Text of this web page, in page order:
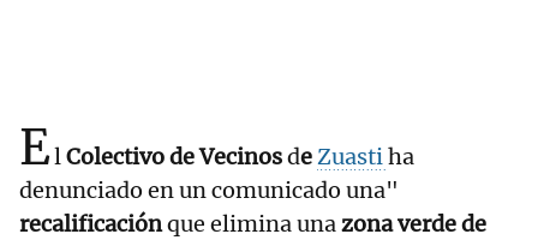
ElColectivo de VecinosdeZuastiha
denunciado en un comunicado una"
recalificaciónque elimina unazona verde de